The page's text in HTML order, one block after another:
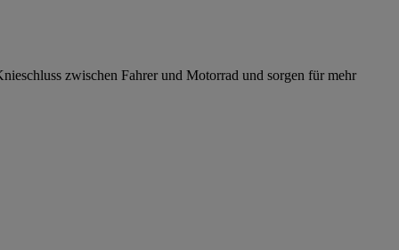
zwischen Fahrer und Motorrad und sorgen für mehr